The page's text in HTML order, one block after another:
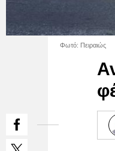
Φωτό: Πειραιώς